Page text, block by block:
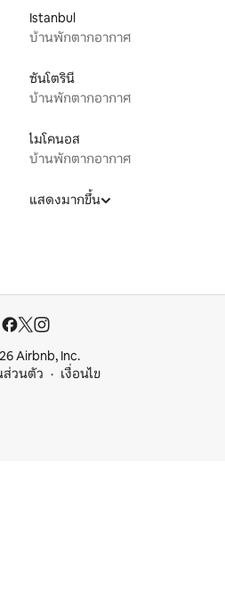
Istanbul
บ้านพักตากอากาศ
ซันโตรินี
บ้านพักตากอากาศ
ไมโคนอส
บ้านพักตากอากาศ
แสดงมากขึ้น
Airbnb, Inc.
ส่วนตัว
เงื่อนไข